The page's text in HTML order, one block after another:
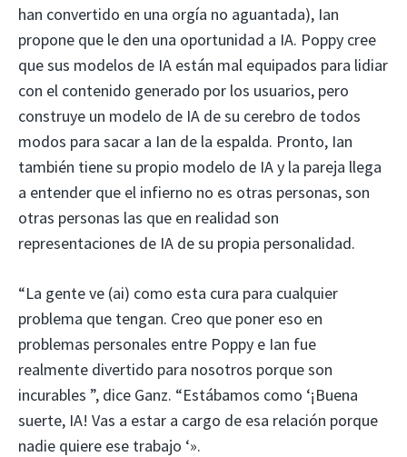
han convertido en una orgía no aguantada), Ian
propone que le den una oportunidad a IA. Poppy cree
que sus modelos de IA están mal equipados para lidiar
con el contenido generado por los usuarios, pero
construye un modelo de IA de su cerebro de todos
modos para sacar a Ian de la espalda. Pronto, Ian
también tiene su propio modelo de IA y la pareja llega
a entender que el infierno no es otras personas, son
otras personas las que en realidad son
representaciones de IA de su propia personalidad.
“La gente ve (ai) como esta cura para cualquier
problema que tengan. Creo que poner eso en
problemas personales entre Poppy e Ian fue
realmente divertido para nosotros porque son
incurables ”, dice Ganz. “Estábamos como ‘¡Buena
suerte, IA! Vas a estar a cargo de esa relación porque
nadie quiere ese trabajo ‘».